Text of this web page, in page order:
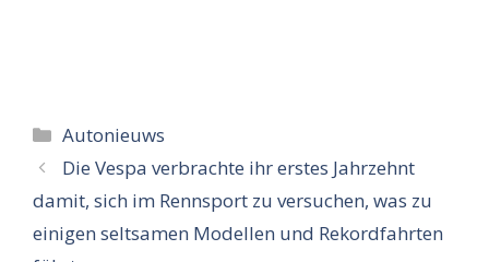
Categorieën
Autonieuws
Die Vespa verbrachte ihr erstes Jahrzehnt
damit, sich im Rennsport zu versuchen, was zu
einigen seltsamen Modellen und Rekordfahrten